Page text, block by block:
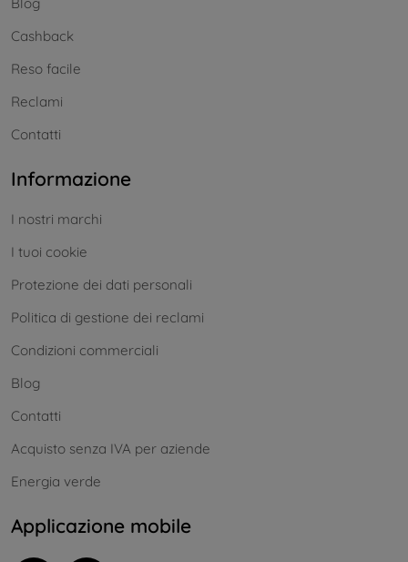
Cashback
Reso facile
Reclami
Contatti
Informazione
I nostri marchi
I tuoi cookie
Protezione dei dati personali
Politica di gestione dei reclami
Condizioni commerciali
Blog
Contatti
Acquisto senza IVA per aziende
Energia verde
Applicazione mobile